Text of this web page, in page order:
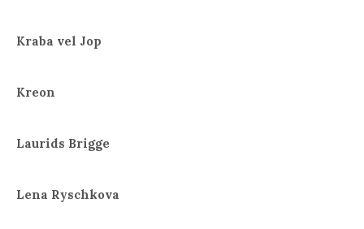
Kraba vel Jop
Kreon
Laurids Brigge
Lena Ryschkova